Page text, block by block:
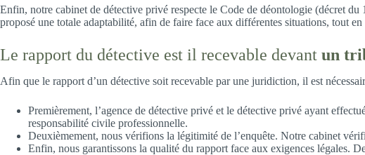
Enfin, notre cabinet de détective privé respecte le Code de déontologie (décret
proposé une totale adaptabilité, afin de faire face aux différentes situations, tout
Le rapport du détective est il recevable devant un
Afin que le rapport d’un détective soit recevable par une juridiction, il est
Premièrement, l’agence de détective privé et le détective privé ayant
responsabilité civile professionnelle.
Deuxièmement, nous vérifions la légitimité de l’enquête. Notre cabinet
Enfin, nous garantissons la qualité du rapport face aux exigences légales.